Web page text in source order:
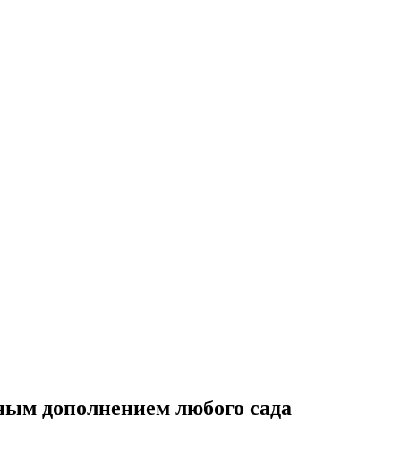
дополнением любого сада